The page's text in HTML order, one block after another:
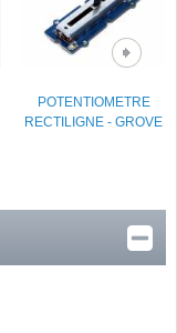
POTENTIOMETRE
RECTILIGNE - GROVE